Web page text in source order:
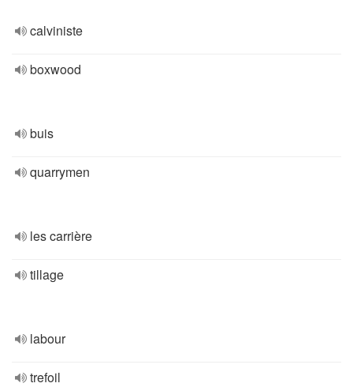
calviniste
boxwood
buis
quarrymen
les carrière
tillage
labour
trefoil